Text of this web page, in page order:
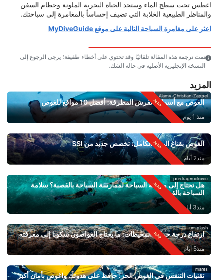
اغطس تحت سطح الماء وستجد الحياة البحرية الملونة وحطام السفن
والمناظر الطبيعية الخلابة التي تضيف إحساساً بالمغامرة إلى سباحتك.
اعثر على مغامرة السباحة التالية على موقع MyDiveGuide
تمت ترجمة هذه المقالة تلقائيًا وقد تحتوي على أخطاء طفيفة؛ يرجى الرجوع إلى
النسخة الإنجليزية الأصلية في حالة الشك.
المزيد
Alamy-Christian-Zappel
الغوص مع أسماك القرش المطرقة: أفضل 10 مواقع للغوص
منذ 1 يوم
الغوص بقناع الوجه الكامل: تخصص جديد من SSI
منذ2 أيام
predragvuckovic
هل تحتاج إلى معرفة السباحة لممارسة السباحة بالقصبة؟ سلامة
السباحة بالقصبة
منذ3 أيام
unsplash
ارتفاع درجة حرارة المحيطات: ما يحتاج الغواصون سكوبا إلى معرفته
منذ5 أيام
mares
تقنيات التنفس في الغوص الحر: حافظ على هدوئك واغوص بأمان أكبر